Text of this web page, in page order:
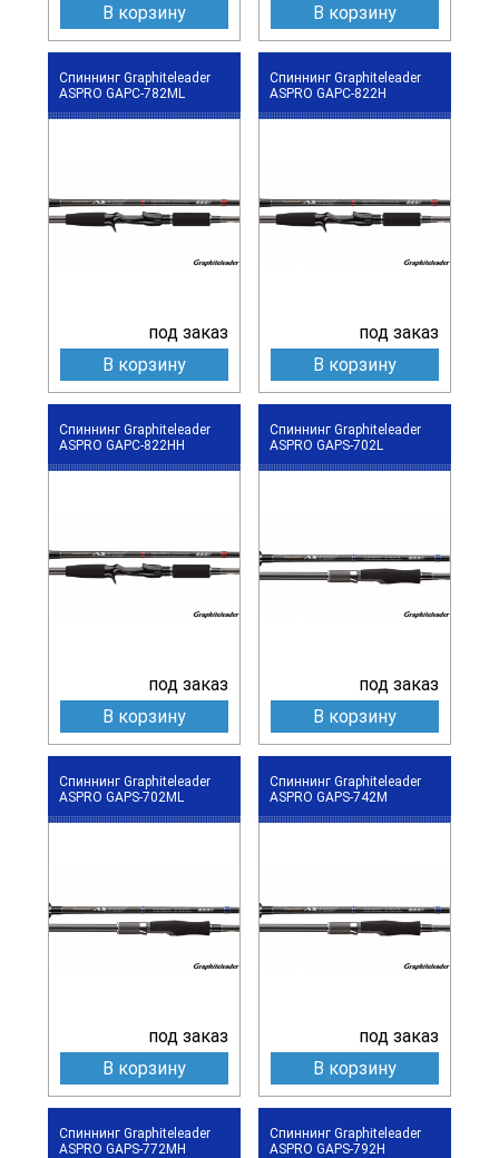
В корзину
В корзину
Спиннинг Graphiteleader
ASPRO GAPC-782ML
под заказ
В корзину
Спиннинг Graphiteleader
ASPRO GAPC-822H
под заказ
В корзину
Спиннинг Graphiteleader
ASPRO GAPC-822HH
под заказ
В корзину
Спиннинг Graphiteleader
ASPRO GAPS-702L
под заказ
В корзину
Спиннинг Graphiteleader
ASPRO GAPS-702ML
под заказ
В корзину
Спиннинг Graphiteleader
ASPRO GAPS-742M
под заказ
В корзину
Спиннинг Graphiteleader
ASPRO GAPS-772MH
Спиннинг Graphiteleader
ASPRO GAPS-792H